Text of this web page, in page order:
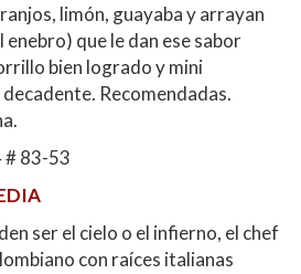
limón, guayaba y arrayan
que le dan ese sabor
bien logrado y mini
Recomendadas.
# 83-53
ser el cielo o el infierno, el chef
con raíces italianas